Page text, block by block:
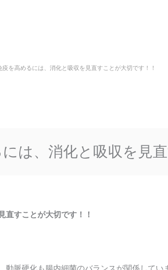
疫を高めるには、消化と吸収を見直すことが大切です！！
は、消化と吸収を見
直すことが大切です！！